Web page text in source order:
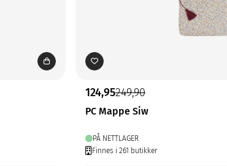
124,95249,90
PC Mappe Siw
PÅ NETTLAGER
Finnes i 261 butikker